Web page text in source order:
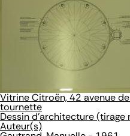
Vitrine Citroën, 42 avenue
tournette
Dessin d'architecture (tirage
Auteur(s)